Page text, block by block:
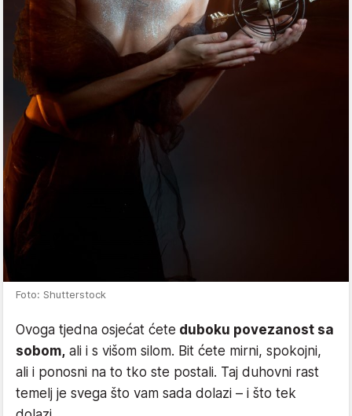
Foto: Shutterstock
Ovoga tjedna osjećat ćete duboku povezanost sa
sobom, ali i s višom silom. Bit ćete mirni, spokojni,
ali i ponosni na to tko ste postali. Taj duhovni rast
temelj je svega što vam sada dolazi – i što tek